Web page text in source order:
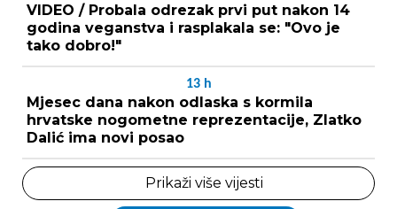
VIDEO / Probala odrezak prvi put nakon 14
godina veganstva i rasplakala se: "Ovo je
tako dobro!"
13 h
Mjesec dana nakon odlaska s kormila
hrvatske nogometne reprezentacije, Zlatko
Dalić ima novi posao
Prikaži više vijesti